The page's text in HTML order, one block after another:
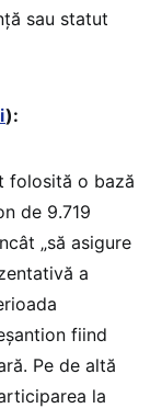
sau statut
):
folosită o bază
de 9.719
„să asigure
a
fiind
Pe de altă
la